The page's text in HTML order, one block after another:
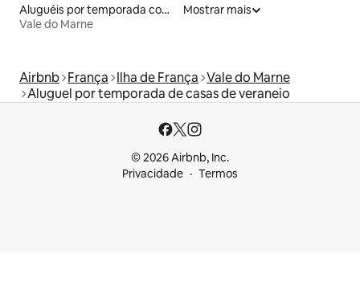
Aluguéis por temporada com banheira de hidromassagem
Vale do Marne
Mostrar mais
Airbnb França Ilha de França Vale do Marne
Aluguel por temporada de casas de veraneio
© 2026 Airbnb, Inc.
Privacidade
Termos